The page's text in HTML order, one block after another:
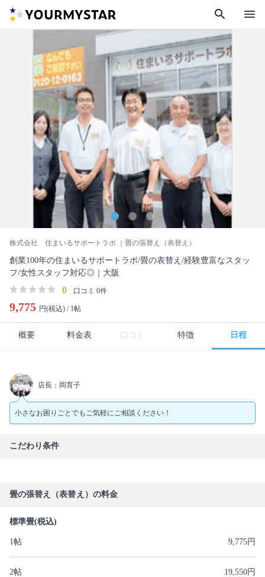
search menu
株式会社 住まいるサポートラボ ｜畳の張替え（表替え）
創業100年の住まいるサポートラボ/畳の表替え/経験豊富なスタッ
フ/女性スタッフ対応◎｜大阪
0 口コミ 0件
9,775 円(税込) / 1帖
概要 料金表 口コミ 特徴 日程
店長：岡育子
小さなお困りごとでもご気軽にご相談ください！
こだわり条件
畳の張替え（表替え）の料金
標準畳(税込)
1帖 9,775円
2帖 19,550円